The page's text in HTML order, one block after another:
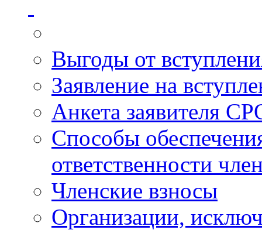
Выгоды от
Заявление на
Анкета заявителя
Способы
ответственности
Членские взносы
Организации,